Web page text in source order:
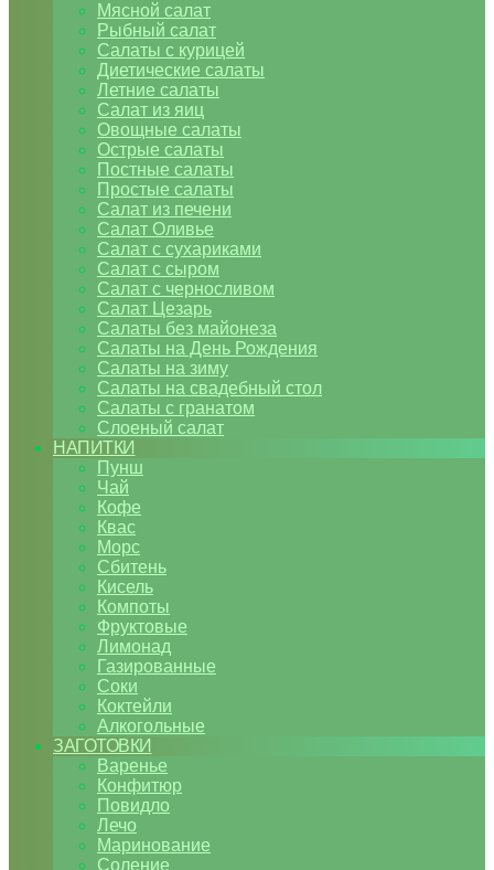
Мясной салат
Рыбный салат
Салаты с курицей
Диетические салаты
Летние салаты
Салат из яиц
Овощные салаты
Острые салаты
Постные салаты
Простые салаты
Салат из печени
Салат Оливье
Салат с сухариками
Салат с сыром
Салат с черносливом
Салат Цезарь
Салаты без майонеза
Салаты на День Рождения
Салаты на зиму
Салаты на свадебный стол
Салаты с гранатом
Слоеный салат
НАПИТКИ
Пунш
Чай
Кофе
Квас
Морс
Сбитень
Кисель
Компоты
Фруктовые
Лимонад
Газированные
Соки
Коктейли
Алкогольные
ЗАГОТОВКИ
Варенье
Конфитюр
Повидло
Лечо
Маринование
Соление